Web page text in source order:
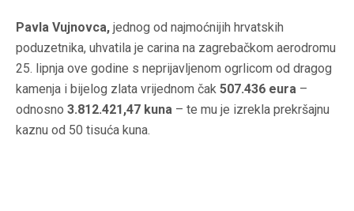
Pavla Vujnovca, jednog od najmoćnijih hrvatskih
poduzetnika, uhvatila je carina na zagrebačkom aerodromu
25. lipnja ove godine s neprijavljenom ogrlicom od dragog
kamenja i bijelog zlata vrijednom čak 507.436 eura –
odnosno 3.812.421,47 kuna – te mu je izrekla prekršajnu
kaznu od 50 tisuća kuna.